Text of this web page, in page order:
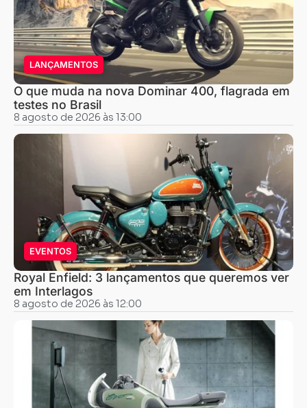
LANÇAMENTOS
O que muda na nova Dominar 400, flagrada em
testes no Brasil
8 agosto de 2026 às 13:00
EVENTOS
Royal Enfield: 3 lançamentos que queremos ver
em Interlagos
8 agosto de 2026 às 12:00